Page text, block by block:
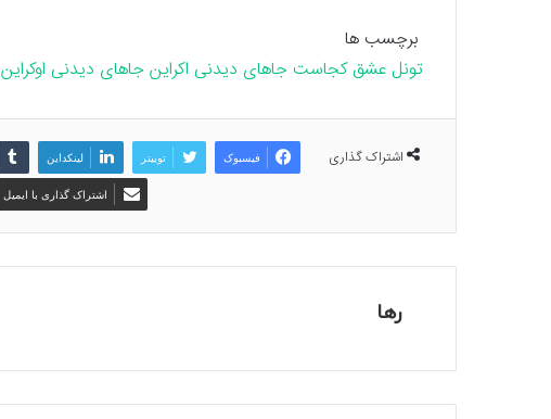
برچسب ها
تونل عشق کجاست جاهای دیدنی اکراین جاهای دیدنی اوکراین
اشتراک گذاری فیسبوک توییتر لینکداین
اشتراک گذاری با ایمیل
رها